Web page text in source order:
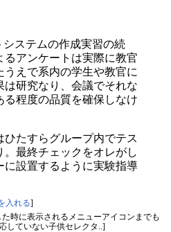
システムの作成実習の続
るアンケートは実際に教官
えで系内の学生や教官に
は研究なり、会議でそれな
る程度の品質を確保しなけ
ひたすらグループ内でテス
。最終チェックをオレがし
に設置するように実験指導
入れる]
時に表示されるメニューアイコンまでも
していない子供セレクタ..]